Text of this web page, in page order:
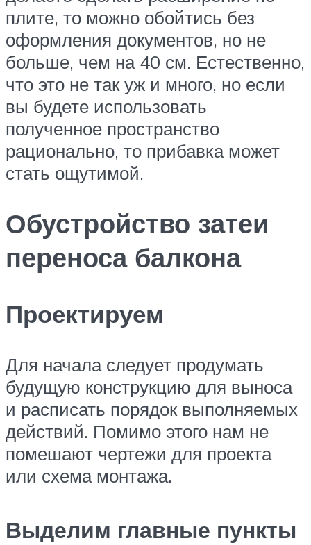
плите, то можно обойтись без
оформления документов, но не
больше, чем на 40 см. Естественно,
что это не так уж и много, но если
вы будете использовать
полученное пространство
рационально, то прибавка может
стать ощутимой.
Обустройство затеи
переноса балкона
Проектируем
Для начала следует продумать
будущую конструкцию для выноса
и расписать порядок выполняемых
действий. Помимо этого нам не
помешают чертежи для проекта
или схема монтажа.
Выделим главные пункты